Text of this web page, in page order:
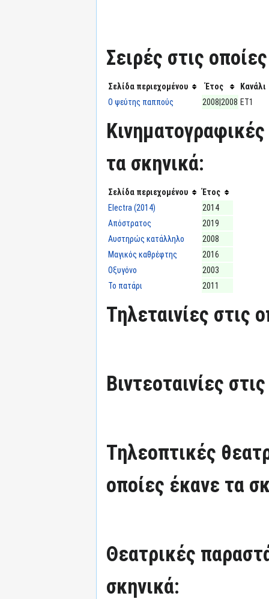
Σειρές στις
Σελίδα περιεχομένου Έτος
Κανάλι
Ο ψεύτης παππούς
2008|2008 ΕΤ1
Κινηματογραφικές
τα σκηνικά:
Σελίδα περιεχομένου
Έτος
Electra (2014)
2014
Απόστρατος
2019
Αυστηρώς κατάλληλο
2008
Μαγικός καθρέφτης
2016
Οξυγόνο
2003
Το πατάρι
2011
Τηλεταινίες στις
Βιντεοταινίες
Τηλεοπτικές
οποίες έκανε τα
Θεατρικές
σκηνικά: